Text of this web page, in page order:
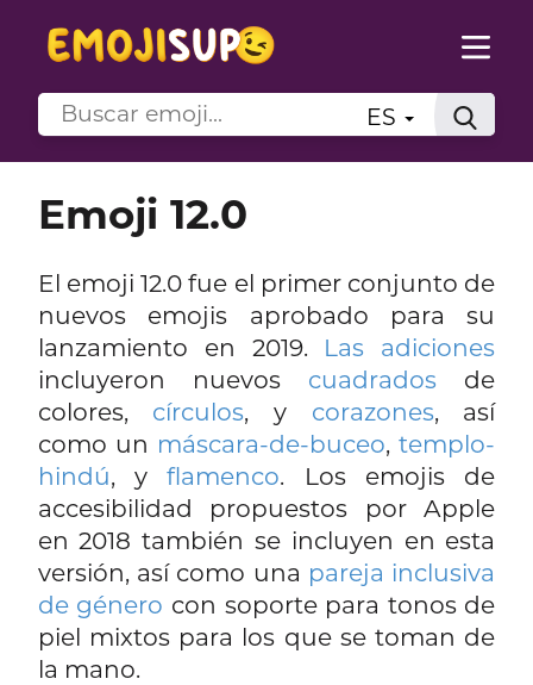
ES
Emoji 12.0
El emoji 12.0 fue el primer conjunto de
nuevos emojis aprobado para su
lanzamiento en 2019. Las adiciones
incluyeron nuevos cuadrados de
colores, círculos, y corazones, así
como un máscara-de-buceo,templo-
hindú, yflamenco. Los emojis de
accesibilidad propuestos por Apple
en 2018 también se incluyen en esta
versión, así como una pareja inclusiva
de género con soporte para tonos de
piel mixtos para los que se toman de
la mano.